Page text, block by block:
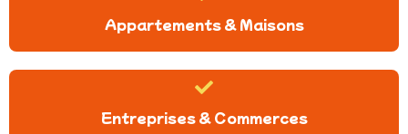
Appartements & Maisons
Entreprises & Commerces